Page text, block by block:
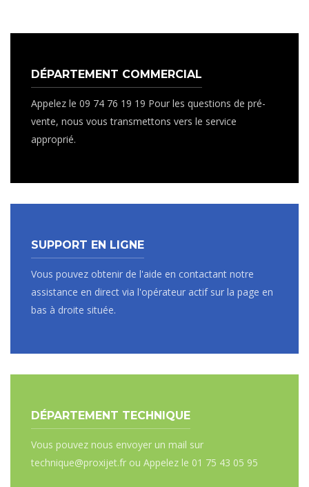
DÉPARTEMENT COMMERCIAL
Appelez le 09 74 76 19 19 Pour les questions de pré-
vente, nous vous transmettons vers le service
approprié.
SUPPORT EN LIGNE
Vous pouvez obtenir de l'aide en contactant notre
assistance en direct via l'opérateur actif sur la page en
bas à droite située.
DÉPARTEMENT TECHNIQUE
Vous pouvez nous envoyer un mail sur
technique@proxijet.fr ou Appelez le 01 75 43 05 95